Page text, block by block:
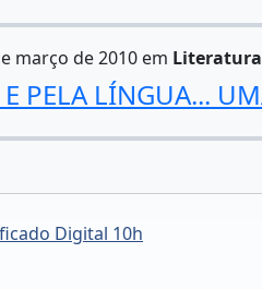
março de 2010 em Literatura
E PELA LÍNGUA...
Digital 10h